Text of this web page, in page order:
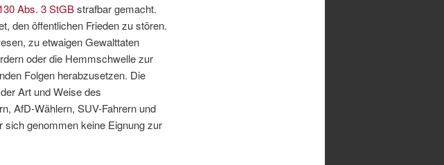
Abs. 3 StGBstrafbar gemacht.
den öffentlichen Frieden zu stören.
zu etwaigen Gewalttaten
oder die Hemmschwelle zur
Folgen herabzusetzen. Die
Art und Weise des
AfD-Wählern, SUV-Fahrern und
genommen keine Eignung zur